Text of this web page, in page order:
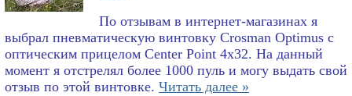
По отзывам в интернет-магазинах я
выбрал пневматическую винтовку Crosman Optimus с
оптическим прицелом Center Point 4x32. На данный
момент я отстрелял более 1000 пуль и могу выдать свой
отзыв по этой винтовке. Читать далее »